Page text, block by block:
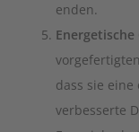
enden.
dass sie
verbesserte